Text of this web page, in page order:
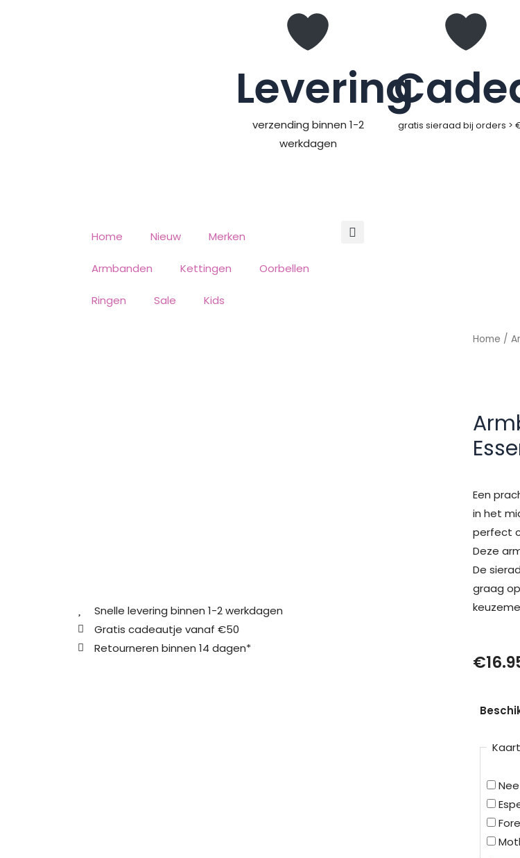
Levering
verzending binnen 1-2
werkdagen
gratis sieraad bij orders >
Home Nieuw Merken
Armbanden Kettingen Oorbellen
Ringen Sale Kids
Snelle levering binnen 1-2 werkdagen
Gratis cadeautje vanaf €50
Retourneren binnen 14 dagen*
Home /
Een
in het
perfect
Deze
De
graag
€
hartje
aantal